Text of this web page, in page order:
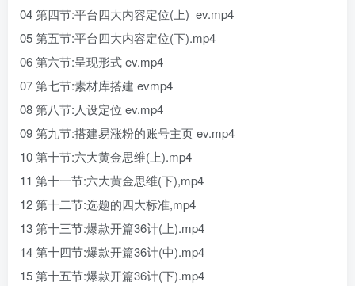
04 第四节:平台四大内容定位(上)_ev.mp4
05 第五节:平台四大内容定位(下).mp4
06 第六节:呈现形式 ev.mp4
07 第七节:素材库搭建 evmp4
08 第八节:人设定位 ev.mp4
09 第九节:搭建易涨粉的账号主页 ev.mp4
10 第十节:六大黄金思维(上).mp4
11 第十一节:六大黄金思维(下),mp4
12 第十二节:选题的四大标准,mp4
13 第十三节:爆款开篇36计(上).mp4
14 第十四节:爆款开篇36计(中).mp4
15 第十五节:爆款开篇36计(下).mp4